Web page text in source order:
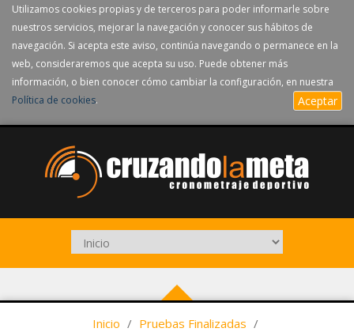
Utilizamos cookies propias y de terceros para poder informarle sobre
nuestros servicios, mejorar la navegación y conocer sus hábitos de
navegación. Si acepta este aviso, continúa navegando o permanece en la
web, consideraremos que acepta su uso. Puede obtener más
información, o bien conocer cómo cambiar la configuración, en nuestra
Política de cookies. Aceptar
Inicio / Pruebas Finalizadas /